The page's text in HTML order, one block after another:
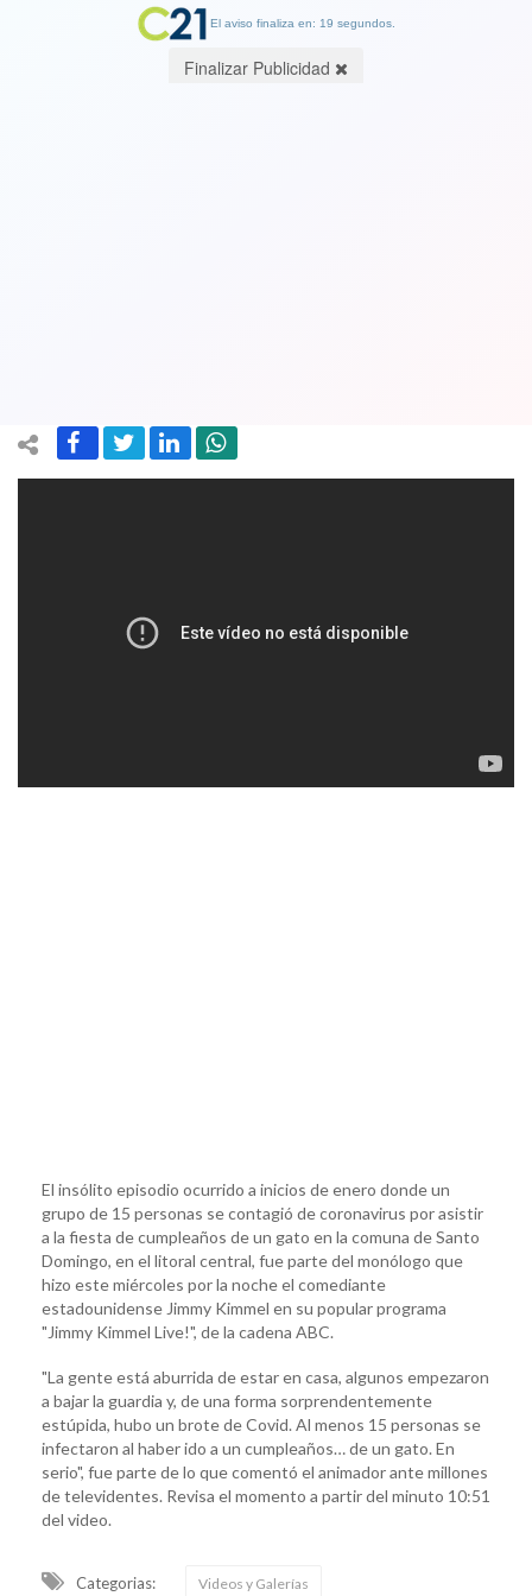
El insólito episodio ocurrido a inicios de enero donde un
grupo de 15 personas se contagió de coronavirus por asistir
a la fiesta de cumpleaños de un gato en la comuna de Santo
Domingo, en el litoral central, fue parte del monólogo que
hizo este miércoles por la noche el comediante
estadounidense Jimmy Kimmel en su popular programa
"Jimmy Kimmel Live!", de la cadena ABC.
"La gente está aburrida de estar en casa, algunos empezaron
a bajar la guardia y, de una forma sorprendentemente
estúpida, hubo un brote de Covid. Al menos 15 personas se
infectaron al haber ido a un cumpleaños… de un gato. En
serio", fue parte de lo que comentó el animador ante millones
de televidentes. Revisa el momento a partir del minuto 10:51
del video.
Categorias: Videos y Galerías
El aviso finaliza en: 19 segundos.
Finalizar Publicidad